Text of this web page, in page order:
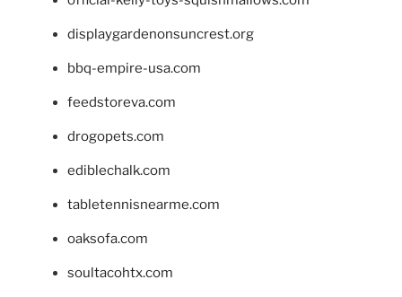
displaygardenonsuncrest.org
bbq-empire-usa.com
feedstoreva.com
drogopets.com
ediblechalk.com
tabletennisnearme.com
oaksofa.com
soultacohtx.com